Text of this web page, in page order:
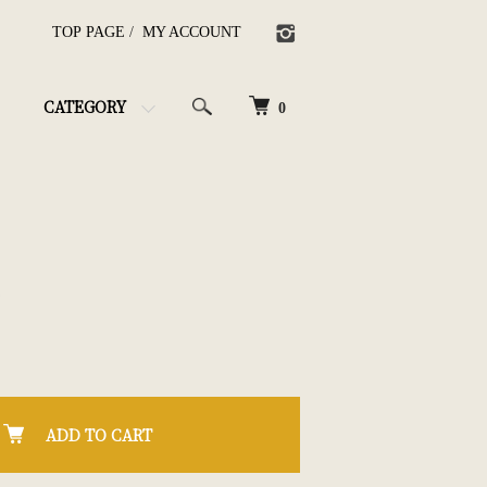
0
CATEGORY
TOP PAGE / MY ACCOUNT
ADD TO CART